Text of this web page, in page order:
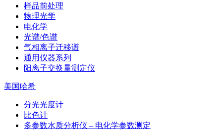
样品前处理
物理光学
电化学
光谱/色谱
气相离子迁移谱
通用仪器系列
阳离子交换量测定仪
美国哈希
分光光度计
比色计
多参数水质分析仪 – 电化学参数测定